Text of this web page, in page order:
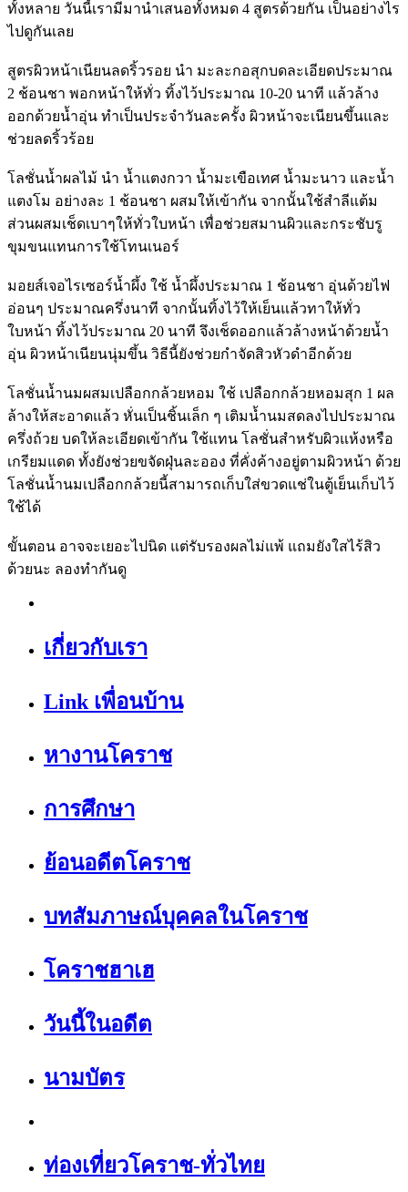
ทั้งหลาย วันนี้เรามีมานำเสนอทั้งหมด 4 สูตรด้วยกัน เป็นอย่างไร
ไปดูกันเลย
สูตรผิวหน้าเนียนลดริ้วรอย นำ มะละกอสุกบดละเอียดประมาณ
2 ช้อนชา พอกหน้าให้ทั่ว ทิ้งไว้ประมาณ 10-20 นาที แล้วล้าง
ออกด้วยน้ำอุ่น ทำเป็นประจำวันละครั้ง ผิวหน้าจะเนียนขึ้นและ
ช่วยลดริ้วร้อย
โลชั่นน้ำผลไม้ นำ น้ำแตงกวา น้ำมะเขือเทศ น้ำมะนาว และน้ำ
แตงโม อย่างละ 1 ช้อนชา ผสมให้เข้ากัน จากนั้นใช้สำลีแต้ม
ส่วนผสมเช็ดเบาๆให้ทั่วใบหน้า เพื่อช่วยสมานผิวและกระชับรู
ขุมขนแทนการใช้โทนเนอร์
มอยส์เจอไรเซอร์น้ำผึ้ง ใช้ น้ำผึ้งประมาณ 1 ช้อนชา อุ่นด้วยไฟ
อ่อนๆ ประมาณครึ่งนาที จากนั้นทิ้งไว้ให้เย็นแล้วทาให้ทั่ว
ใบหน้า ทิ้งไว้ประมาณ 20 นาที จึงเช็ดออกแล้วล้างหน้าด้วยน้ำ
อุ่น ผิวหน้าเนียนนุ่มขึ้น วิธีนี้ยังช่วยกำจัดสิวหัวดำอีกด้วย
โลชั่นน้ำนมผสมเปลือกกล้วยหอม ใช้ เปลือกกล้วยหอมสุก 1 ผล
ล้างให้สะอาดแล้ว หั่นเป็นชิ้นเล็ก ๆ เติมน้ำนมสดลงไปประมาณ
ครึ่งถ้วย บดให้ละเอียดเข้ากัน ใช้แทน โลชั่นสำหรับผิวแห้งหรือ
เกรียมแดด ทั้งยังช่วยขจัดฝุ่นละออง ที่คั่งค้างอยู่ตามผิวหน้า ด้วย
โลชั่นน้ำนมเปลือกกล้วยนี้สามารถเก็บใส่ขวดแช่ในตู้เย็นเก็บไว้
ใช้ได้
ขั้นตอน อาจจะเยอะไปนิด แต่รับรองผลไม่แพ้ แถมยังใสไร้สิว
ด้วยนะ ลองทำกันดู
เกี่ยวกับเรา
Link เพื่อนบ้าน
หางานโคราช
การศึกษา
ย้อนอดีตโคราช
บทสัมภาษณ์บุคคลในโคราช
โคราชฮาเฮ
วันนี้ในอดีต
นามบัตร
ท่องเที่ยวโคราช-ทั่วไทย